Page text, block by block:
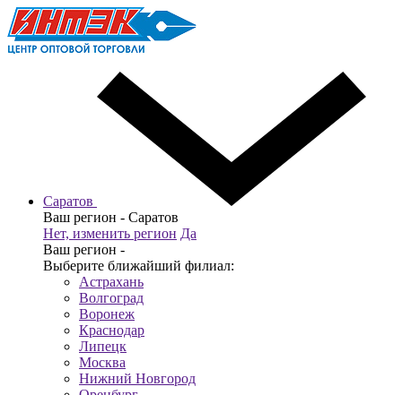
Саратов
Ваш регион - Саратов
Нет, изменить регион Да
Ваш регион -
Выберите ближайший филиал:
Астрахань
Волгоград
Воронеж
Краснодар
Липецк
Москва
Нижний Новгород